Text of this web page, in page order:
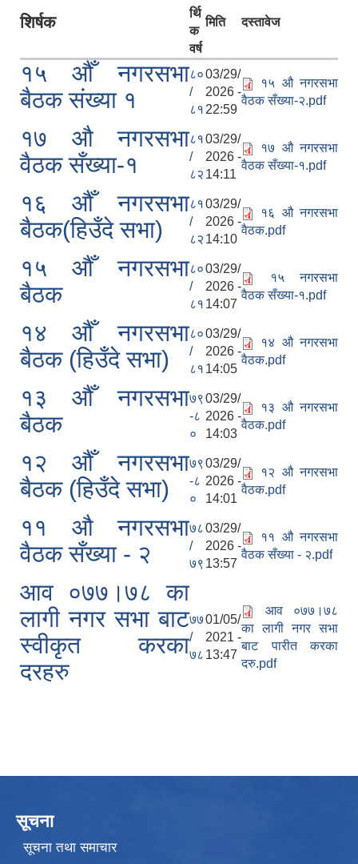
शिर्षक
र्थि
क
वर्ष
मिति दस्तावेज
१५ औँ नगरसभा
बैठक संख्या १
८०
/
८१
03/29/
2026 -
22:59
१५ औ नगरसभा
वैठक सँख्या-२.pdf
१७ औ नगरसभा
वैठक सँख्या-१
८१
/
८२
03/29/
2026 -
14:11
१७ औ नगरसभा
वैठक सँख्या-१.pdf
१६ औँ नगरसभा
बैठक(हिउँदे सभा)
८१
/
८२
03/29/
2026 -
14:10
१६ औ नगरसभा
वैठक.pdf
१५ औँ नगरसभा
बैठक
८०
/
८१
03/29/
2026 -
14:07
१५ नगरसभा
वैठक सँख्या-१.pdf
१४ औँ नगरसभा
बैठक (हिउँदे सभा)
८०
/
८१
03/29/
2026 -
14:05
१४ औ नगरसभा
वैठक.pdf
१३ औँ नगरसभा
बैठक
७९
-८
०
03/29/
2026 -
14:03
१३ औ नगरसभा
वैठक.pdf
१२ औँ नगरसभा
बैठक (हिउँदे सभा)
७९
-८
०
03/29/
2026 -
14:01
१२ औ नगरसभा
वैठक.pdf
११ औ नगरसभा
वैठक सँख्या - २
७८
/
७९
03/29/
2026 -
13:57
११ औ नगरसभा
वैठक सँख्या - २.pdf
आव ०७७।७८ का
लागी नगर सभा बाट
स्वीकृत करका
दरहरु
७७
/
७८
01/05/
2021 -
13:47
आव ०७७।७८
का लागी नगर सभा
बाट पारीत करका
दरु.pdf
सूचना
सूचना तथा समाचार